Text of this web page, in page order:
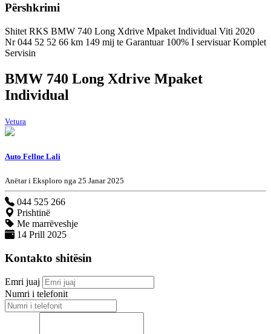
Përshkrimi
Shitet RKS BMW 740 Long Xdrive Mpaket Individual Viti 2020
Nr 044 52 52 66 km 149 mij te Garantuar 100% I servisuar Komplet
Servisin
BMW 740 Long Xdrive Mpaket
Individual
Vetura
Auto Fellne Lali
Anëtar i Eksploro nga 25 Janar 2025
044 525 266
Prishtinë
Me marrëveshje
14 Prill 2025
Kontakto shitësin
Emri juaj
Numri i telefonit